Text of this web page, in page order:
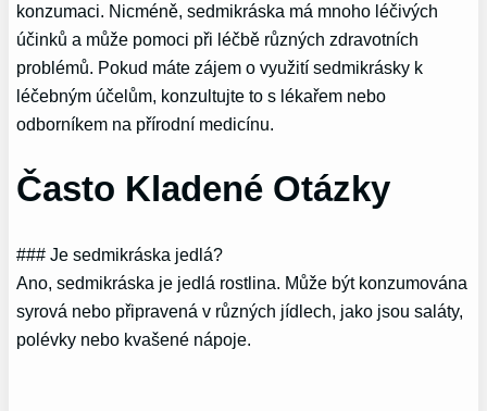
konzumaci. Nicméně, sedmikráska má mnoho léčivých
účinků a může pomoci při léčbě různých zdravotních
problémů. Pokud máte zájem o využití sedmikrásky k
léčebným účelům, konzultujte to s lékařem nebo
odborníkem na přírodní medicínu.
Často Kladené Otázky
### Je sedmikráska jedlá?
Ano, sedmikráska je jedlá rostlina. Může být konzumována
syrová nebo připravená v různých jídlech, jako jsou saláty,
polévky nebo kvašené nápoje.